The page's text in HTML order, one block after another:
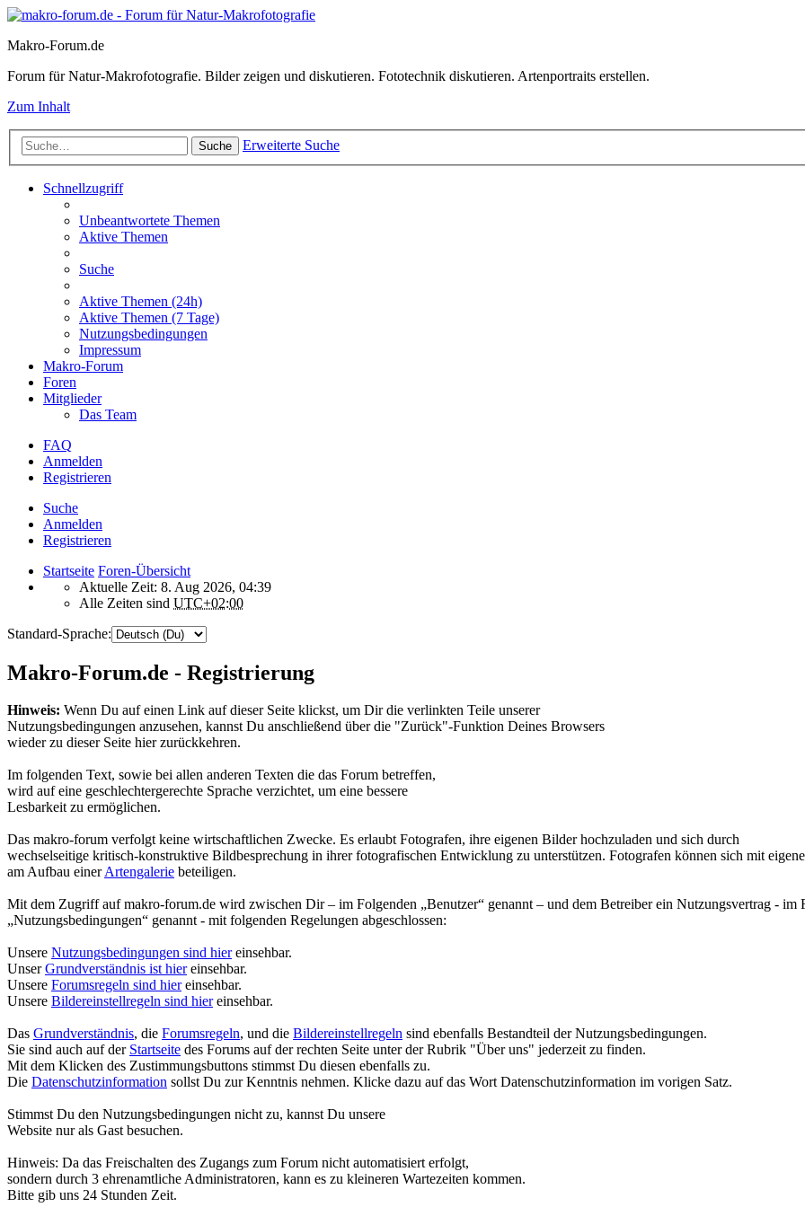
Makro-Forum.de
Forum für Natur-Makrofotografie. Bilder zeigen und diskutieren. Fototechnik diskutieren. Artenportraits erstellen.
Zum Inhalt
Suche Erweiterte Suche
Schnellzugriff
Unbeantwortete Themen
Aktive Themen
Suche
Aktive Themen (24h)
Aktive Themen (7 Tage)
Nutzungsbedingungen
Impressum
Makro-Forum
Foren
Mitglieder
Das Team
FAQ
Anmelden
Registrieren
Suche
Anmelden
Registrieren
Startseite Foren-Übersicht
Aktuelle Zeit: 8. Aug 2026, 04:39
Alle Zeiten sind UTC+02:00
Standard-Sprache:
Makro-Forum.de - Registrierung
Hinweis: Wenn Du auf einen Link auf dieser Seite klickst, um Dir die verlinkten Teile unserer
Nutzungsbedingungen anzusehen, kannst Du anschließend über die "Zurück"-Funktion Deines Browsers
wieder zu dieser Seite hier zurückkehren.
Im folgenden Text, sowie bei allen anderen Texten die das Forum betreffen,
wird auf eine geschlechtergerechte Sprache verzichtet, um eine bessere
Lesbarkeit zu ermöglichen.
Das makro-forum verfolgt keine wirtschaftlichen Zwecke. Es erlaubt Fotografen, ihre eigenen Bilder hochzuladen und sich durch
wechselseitige kritisch-konstruktive Bildbesprechung in ihrer fotografischen Entwicklung zu unterstützen. Fotografen können sich mit
am Aufbau einerArtengalerie beteiligen.
Mit dem Zugriff auf makro-forum.de wird zwischen Dir – im Folgenden „Benutzer“ genannt – und dem Betreiber ein Nutzungsvertrag - im
„Nutzungsbedingungen“ genannt - mit folgenden Regelungen abgeschlossen:
Unsere Nutzungsbedingungen sind hiereinsehbar.
UnserGrundverständnis ist hiereinsehbar.
Unsere Forumsregeln sind hiereinsehbar.
Unsere Bildereinstellregeln sind hiereinsehbar.
Das Grundverständnis, die Forumsregeln, und die Bildereinstellregeln sind ebenfalls Bestandteil der Nutzungsbedingungen.
Sie sind auch auf der Startseite des Forums auf der rechten Seite unter der Rubrik "Über uns" jederzeit zu finden.
Mit dem Klicken des Zustimmungsbuttons stimmst Du diesen ebenfalls zu.
Die Datenschutzinformation sollst Du zur Kenntnis nehmen. Klicke dazu auf das Wort Datenschutzinformation im vorigen Satz.
Stimmst Du den Nutzungsbedingungen nicht zu, kannst Du unsere
Website nur als Gast besuchen.
Hinweis: Da das Freischalten des Zugangs zum Forum nicht automatisiert erfolgt,
sondern durch 3 ehrenamtliche Administratoren, kann es zu kleineren Wartezeiten kommen.
Bitte gib uns 24 Stunden Zeit.